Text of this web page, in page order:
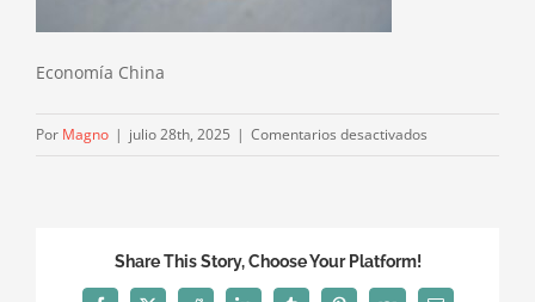
Economía China
Por Magno | julio 28th, 2025 | Comentarios desactivados
Share This Story, Choose Your Platform!